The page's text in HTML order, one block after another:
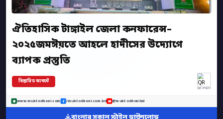
ঐতিহাসিক টাঙ্গাইল জেলা কনফারেন্স–
২০২৫জমঈয়তে আহলে হাদীসের উদ্যোগে
ব্যাপক প্রস্তুতি
বিস্তারিত কমেন্টে
অ্যাপ স্ক্যান
www.muktodhoni.com /muktodhoni.com.bd @muktodhonibd
বাংলার সকাল স্টাইল ডাউনলোড